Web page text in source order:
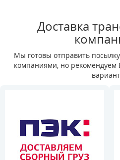
Доставка
Мы готовы отправить
компаниями, но рекомендуем